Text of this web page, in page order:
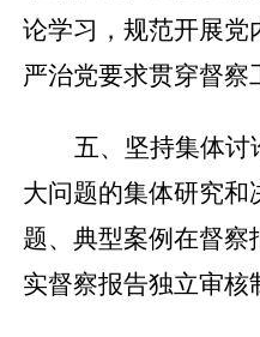
论学习，规范开展党
严治党要求贯穿督察
五、坚持集体讨
大问题的集体研究和
题、典型案例在督察
实督察报告独立审核